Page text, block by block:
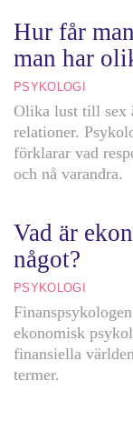
Hur får
man har
PSYKOLOGI
Olika lust till sex
relationer.
förklarar vad
och nå varandra.
Vad är
något?
PSYKOLOGI
ekonomisk
finansiella
termer.